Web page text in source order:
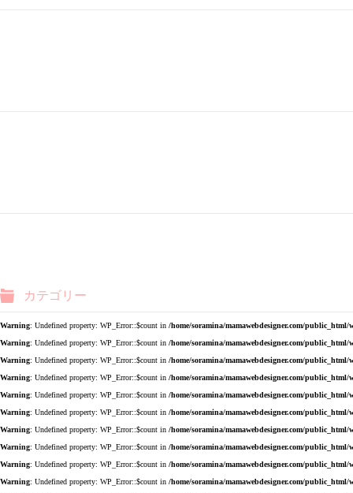
カテゴリー
Warning: Undefined property: WP_Error::$count in /home/soramina/mamawebdesigner.com/
Warning: Undefined property: WP_Error::$count in /home/soramina/mamawebdesigner.com/
Warning: Undefined property: WP_Error::$count in /home/soramina/mamawebdesigner.com/
Warning: Undefined property: WP_Error::$count in /home/soramina/mamawebdesigner.com/
Warning: Undefined property: WP_Error::$count in /home/soramina/mamawebdesigner.com/
Warning: Undefined property: WP_Error::$count in /home/soramina/mamawebdesigner.com/
Warning: Undefined property: WP_Error::$count in /home/soramina/mamawebdesigner.com/
Warning: Undefined property: WP_Error::$count in /home/soramina/mamawebdesigner.com/
Warning: Undefined property: WP_Error::$count in /home/soramina/mamawebdesigner.com/
Warning: Undefined property: WP_Error::$count in /home/soramina/mamawebdesigner.com/